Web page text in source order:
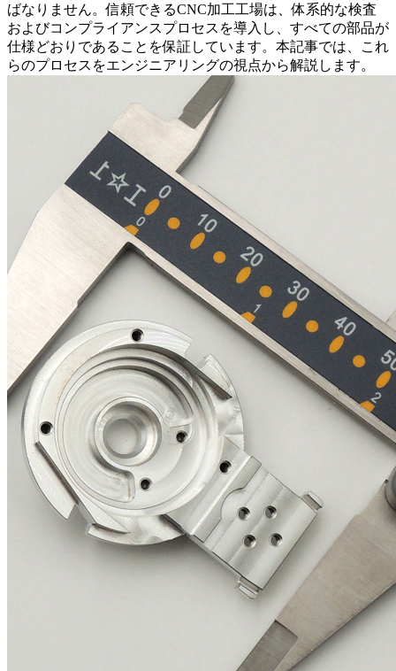
ばなりません。信頼できるCNC加工工場は、体系的な検査
およびコンプライアンスプロセスを導入し、すべての部品が
仕様どおりであることを保証しています。本記事では、これ
らのプロセスをエンジニアリングの視点から解説します。